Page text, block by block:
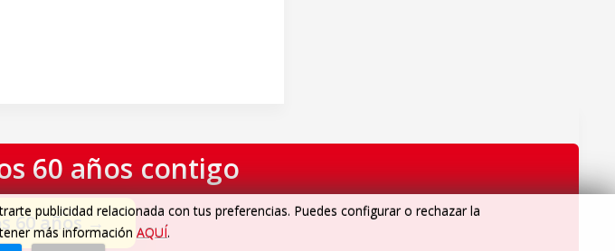
60 años contigo
60 años→
publicidad relacionada con tus preferencias. Puedes configurar o rechazar la
más información AQUÍ.